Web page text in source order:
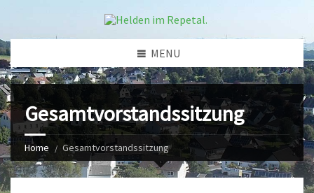
MENU
Gesamtvorstandssitzung
Home Gesamtvorstandssitzung